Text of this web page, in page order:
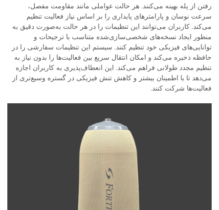
رفتن از پله بهینه می‌کنند. هر حالت عواملی مانند مقاومت مفصل،
سرعت نوسان و پارامترهای پایداری را بر اساس نیاز فعالیت تنظیم
می‌کند. کاربران می‌توانند این تنظیمات را در هر حالت به‌صورت دقیق به
منظور ایجاد نسخه‌های شخصی‌سازی‌شده متناسب با ترجیحات و
توانایی‌های فیزیکی خود تنظیم کنند. سیستم این تنظیمات سفارشی را در
حافظه ذخیره می‌کند و امکان انتقال سریع بین فعالیت‌ها را بدون نیاز به
تنظیم مجدد طولانی فراهم می‌کند. این انعطاف‌پذیری به کاربران اجازه
می‌دهد تا با اطمینان بیشتر و کاهش تنش فیزیکی در گستره وسیع‌تری از
فعالیت‌ها شرکت کنند.